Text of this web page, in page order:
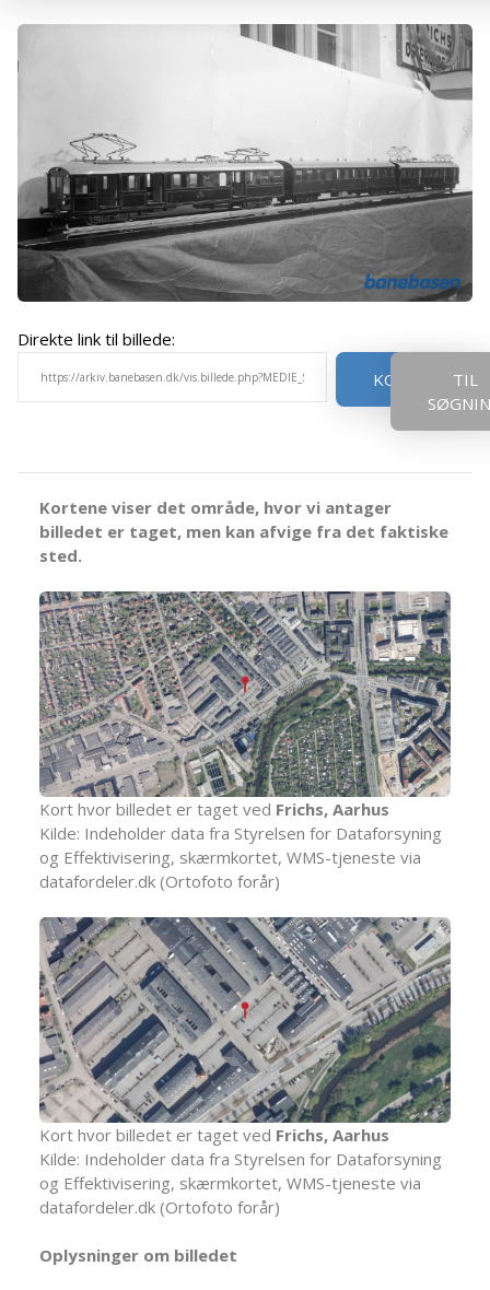
Direkte link til billede:
KOPIER
TIL
Kortene viser det område, hvor vi antager
billedet er taget, men kan afvige fra det faktiske
sted.
Kort hvor billedet er taget ved Frichs, Aarhus
Kilde: Indeholder data fra Styrelsen for Dataforsyning
og Effektivisering, skærmkortet, WMS-tjeneste via
datafordeler.dk (Ortofoto forår)
Kort hvor billedet er taget ved Frichs, Aarhus
Kilde: Indeholder data fra Styrelsen for Dataforsyning
og Effektivisering, skærmkortet, WMS-tjeneste via
datafordeler.dk (Ortofoto forår)
Oplysninger om billedet